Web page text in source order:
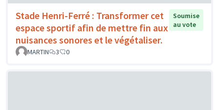
Stade Henri-Ferré : Transformer cet
espace sportif afin de mettre fin aux
nuisances sonores et le végétaliser.
Soumise
au vote
MARTIN 3 0